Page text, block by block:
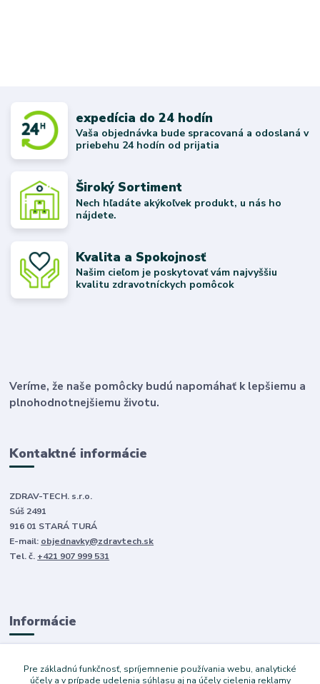
expedícia do 24 hodín
Vaša objednávka bude spracovaná a odoslaná v
priebehu 24 hodín od prijatia
Široký Sortiment
Nech hľadáte akýkoľvek produkt, u nás ho
nájdete.
Kvalita a Spokojnosť
Našim cieľom je poskytovať vám najvyššiu
kvalitu zdravotníckych pomôcok
Veríme, že naše pomôcky budú napomáhať k lepšiemu a
plnohodnotnejšiemu životu.
Kontaktné informácie
ZDRAV-TECH. s.r.o.
Súš 2491
916 01 STARÁ TURÁ
E-mail: objednavky@zdravtech.sk
Tel. č. +421 907 999 531
Informácie
O nás
Obchodné podmienky
Pre základnú funkčnosť, spríjemnenie používania webu, analytické
účely a v prípade udelenia súhlasu aj na účely cielenia reklamy